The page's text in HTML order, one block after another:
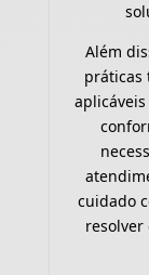
Além
práticas
aplicáveis
cuidado
resolver